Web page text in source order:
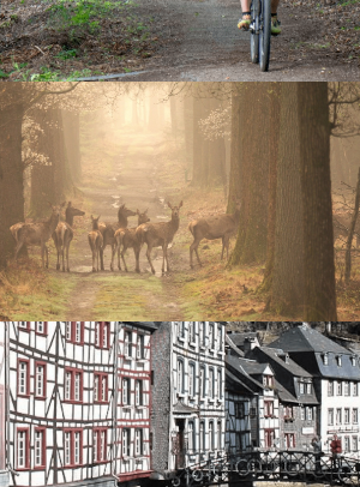
Im Hotel Hollerather Hof sind
das Haus vom ADFC (Allgemeiner
e.V.) als fahrradfreundliche Unterkunft
Hollerather Hof erfüllt somit sämtliche
an eine Unterkunft für Fahrradfahrer
bietet das Hotel Hollerather Hof:
der Fahrräder